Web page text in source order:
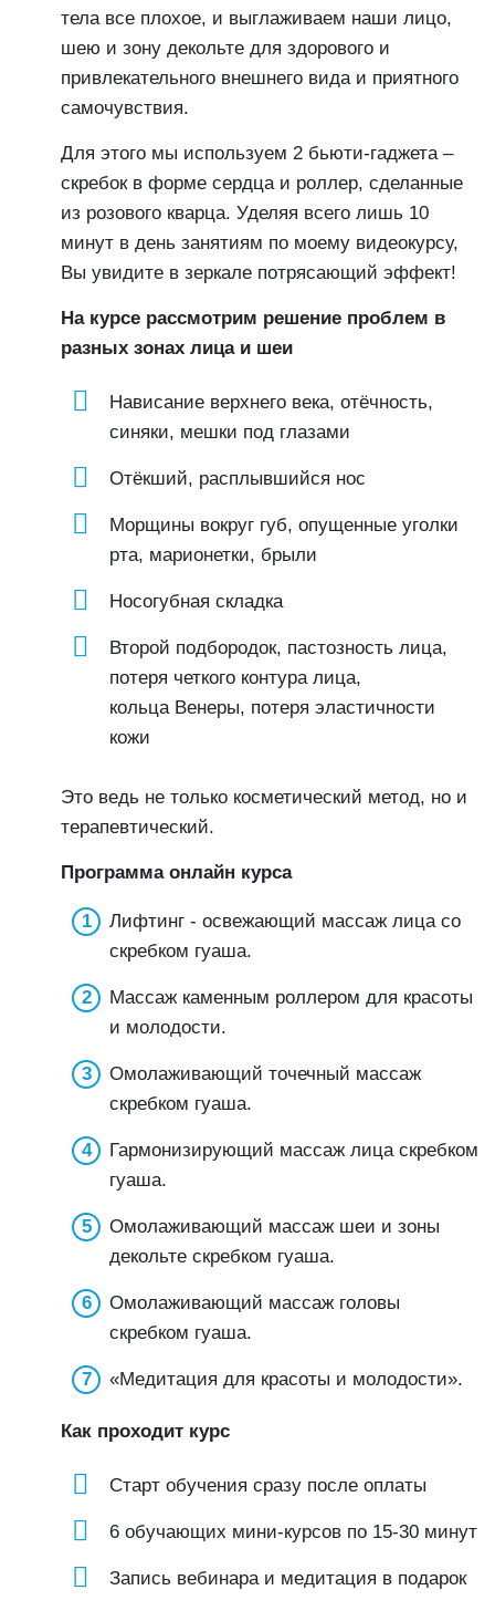
тела все плохое, и выглаживаем наши лицо,
шею и зону декольте для здорового и
привлекательного внешнего вида и приятного
самочувствия.
Для этого мы используем 2 бьюти-гаджета –
скребок в форме сердца и роллер, сделанные
из розового кварца. Уделяя всего лишь 10
минут в день занятиям по моему видеокурсу,
Вы увидите в зеркале потрясающий эффект!
На курсе рассмотрим решение проблем в
разных зонах лица и шеи
Нависание верхнего века, отёчность,
синяки, мешки под глазами
Отёкший, расплывшийся нос
Морщины вокруг губ, опущенные уголки
рта, марионетки, брыли
Носогубная складка
Второй подбородок, пастозность лица,
потеря четкого контура лица,
кольца Венеры, потеря эластичности
кожи
Это ведь не только косметический метод, но и
терапевтический.
Программа онлайн курса
Лифтинг - освежающий массаж лица со
скребком гуаша.
Массаж каменным роллером для красоты
и молодости.
Омолаживающий точечный массаж
скребком гуаша.
Гармонизирующий массаж лица скребком
гуаша.
Омолаживающий массаж шеи и зоны
декольте скребком гуаша.
Омолаживающий массаж головы
скребком гуаша.
«Медитация для красоты и молодости».
Как проходит курс
Старт обучения сразу после оплаты
6 обучающих мини-курсов по 15-30 минут
Запись вебинара и медитация в подарок